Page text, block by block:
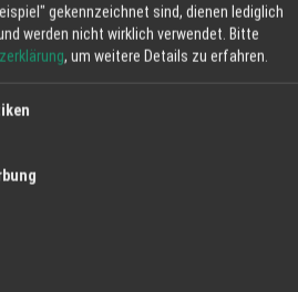
gekennzeichnet sind, dienen lediglich
werden nicht wirklich verwendet. Bitte
, um weitere Details zu erfahren.